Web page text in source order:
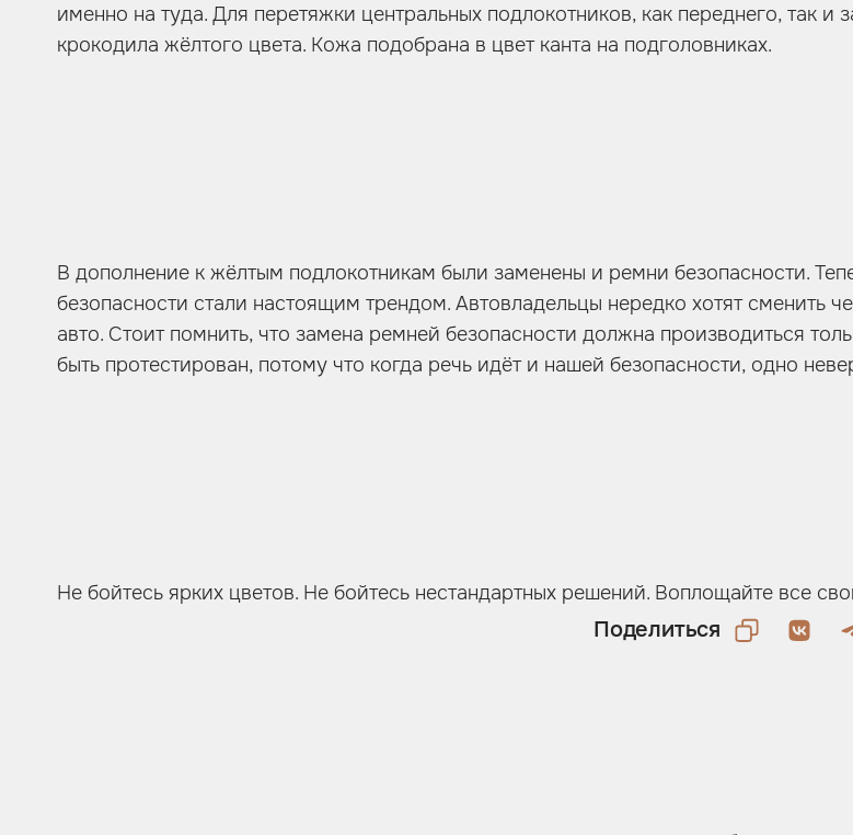
именно на туда. Для перетяжки центральных подлокотников, как переднего, так и
крокодила жёлтого цвета. Кожа подобрана в цвет канта на подголовниках.
В дополнение к жёлтым подлокотникам были заменены и ремни безопасности.
безопасности стали настоящим трендом. Автовладельцы нередко хотят сменить
авто. Стоит помнить, что замена ремней безопасности должна производиться
быть протестирован, потому что когда речь идёт и нашей безопасности, одно
Не бойтесь ярких цветов. Не бойтесь нестандартных решений. Воплощайте все
Поделиться